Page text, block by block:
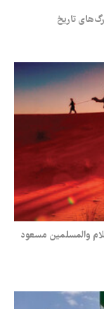
تاریخ
والمسلمین مسعود